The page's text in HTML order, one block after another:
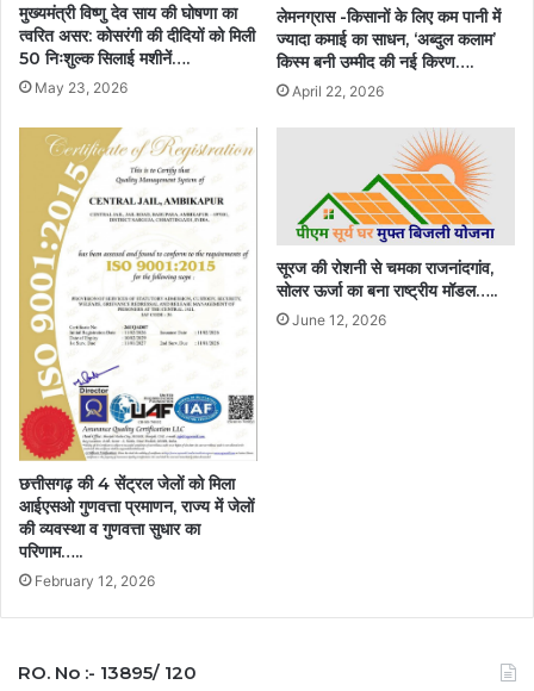
मुख्यमंत्री विष्णु देव साय की घोषणा का
त्वरित असर: कोसरंगी की दीदियों को मिली
50 निःशुल्क सिलाई मशीनें….
May 23, 2026
लेमनग्रास -किसानों के लिए कम पानी में
ज्यादा कमाई का साधन, ‘अब्दुल कलाम’
किस्म बनी उम्मीद की नई किरण….
April 22, 2026
छत्तीसगढ़ की 4 सेंट्रल जेलों को मिला
आईएसओ गुणवत्ता प्रमाणन, राज्य में जेलों
की व्यवस्था व गुणवत्ता सुधार का
परिणाम…..
February 12, 2026
सूरज की रोशनी से चमका राजनांदगांव,
सोलर ऊर्जा का बना राष्ट्रीय मॉडल…..
June 12, 2026
RO. No :- 13895/ 120